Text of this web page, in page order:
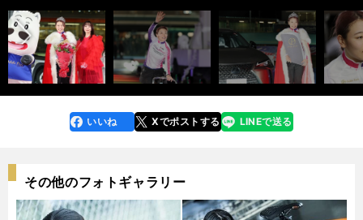
faceboo
k
いいね Xでポストする
line LINEで送る
その他のフォトギャラリー